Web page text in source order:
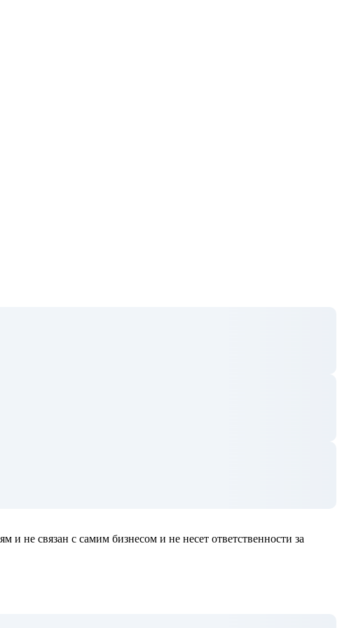
не связан с самим бизнесом и не несет ответственности за